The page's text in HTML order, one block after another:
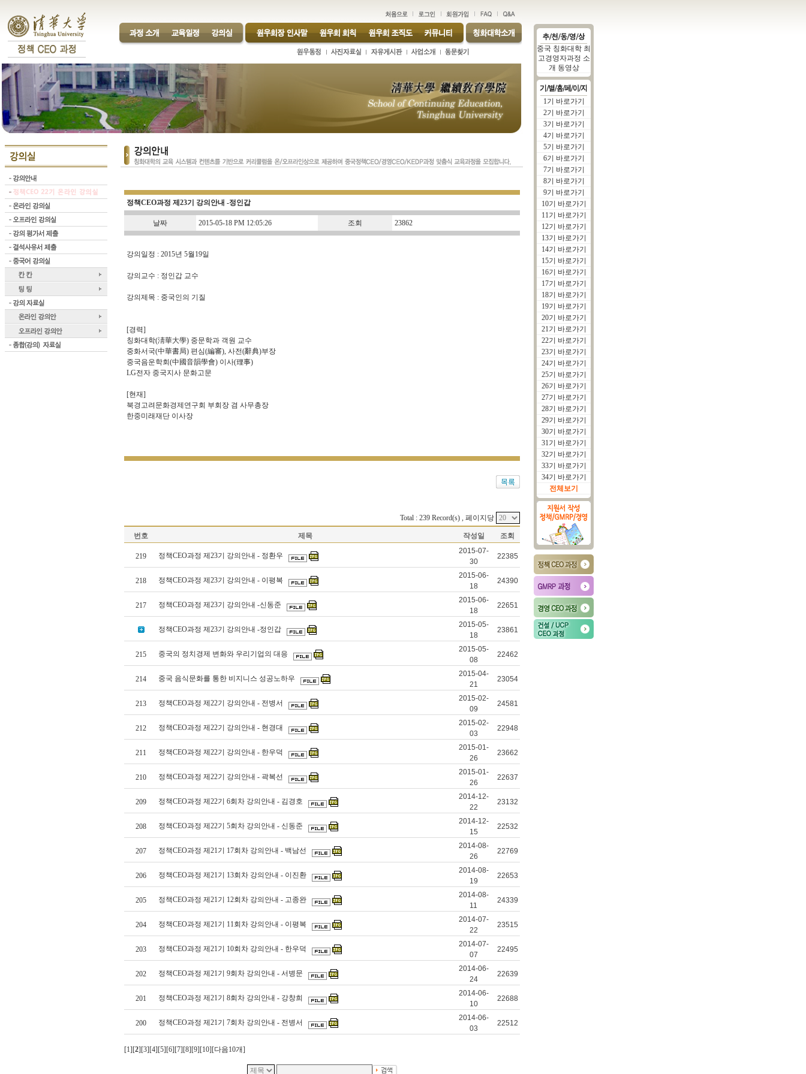
중국 칭화대학 최
고경영자과정 소
개 동영상
1기 바로가기
2기 바로가기
3기 바로가기
4기 바로가기
5기 바로가기
6기 바로가기
7기 바로가기
8기 바로가기
9기 바로가기
10기 바로가기
11기 바로가기
12기 바로가기
13기 바로가기
14기 바로가기
15기 바로가기
16기 바로가기
17기 바로가기
18기 바로가기
19기 바로가기
20기 바로가기
21기 바로가기
22기 바로가기
23기 바로가기
24기 바로가기
25기 바로가기
26기 바로가기
27기 바로가기
28기 바로가기
29기 바로가기
30기 바로가기
31기 바로가기
32기 바로가기
33기 바로가기
34기 바로가기
전체보기
정책CEO과정 제23기 강의안내 -정인갑
날짜 2015-05-18 PM 12:05:26 조회 23862
강의일정 : 2015년 5월19일
강의교수 : 정인갑 교수
강의제목 : 중국인의 기질
[경력]
칭화대학(淸華大學) 중문학과 객원 교수
중화서국(中華書局) 편심(編審), 사전(辭典)부장
중국음운학회(中國音韻學會) 이사(理事)
LG전자 중국지사 문화고문
[현재]
북경고려문화경제연구회 부회장 겸 사무총장
한중미래재단 이사장
Total : 239 Record(s) , 페이지당
번호 제목 작성일 조회
219 정책CEO과정 제23기 강의안내 - 정환우
2015-07-
30
22385
218 정책CEO과정 제23기 강의안내 - 이평복
2015-06-
18
24390
217 정책CEO과정 제23기 강의안내 -신동준
2015-06-
18
22651
정책CEO과정 제23기 강의안내 -정인갑
2015-05-
18
23861
215 중국의 정치경제 변화와 우리기업의 대응
2015-05-
08
22462
214 중국 음식문화를 통한 비지니스 성공노하우
2015-04-
21
23054
213 정책CEO과정 제22기 강의안내 - 전병서
2015-02-
09
24581
212 정책CEO과정 제22기 강의안내 - 현경대
2015-02-
03
22948
211 정책CEO과정 제22기 강의안내 - 한우덕
2015-01-
26
23662
210 정책CEO과정 제22기 강의안내 - 곽복선
2015-01-
26
22637
209 정책CEO과정 제22기 6회차 강의안내 - 김경호
2014-12-
22
23132
208 정책CEO과정 제22기 5회차 강의안내 - 신동준
2014-12-
15
22532
207 정책CEO과정 제21기 17회차 강의안내 - 백남선
2014-08-
26
22769
206 정책CEO과정 제21기 13회차 강의안내 - 이진환
2014-08-
19
22653
205 정책CEO과정 제21기 12회차 강의안내 - 고종완
2014-08-
11
24339
204 정책CEO과정 제21기 11회차 강의안내 - 이평복
2014-07-
22
23515
203 정책CEO과정 제21기 10회차 강의안내 - 한우덕
2014-07-
07
22495
202 정책CEO과정 제21기 9회차 강의안내 - 서병문
2014-06-
24
22639
201 정책CEO과정 제21기 8회차 강의안내 - 강창희
2014-06-
10
22688
200 정책CEO과정 제21기 7회차 강의안내 - 전병서
2014-06-
03
22512
[1][2][3][4][5][6][7][8][9][10][다음10개]